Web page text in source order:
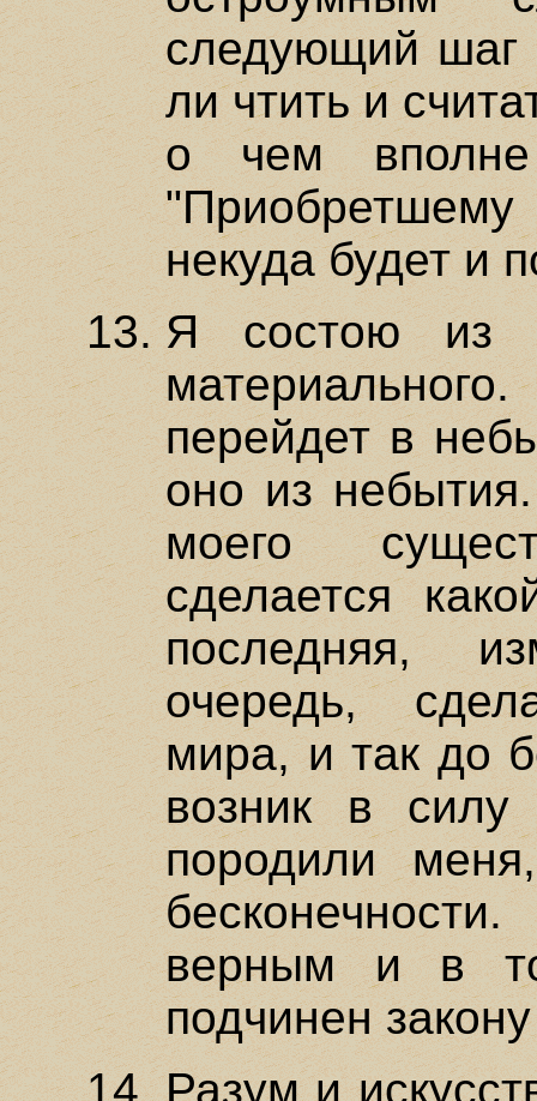
следующий шаг
ли чтить и
о чем вполне
некуда будет и
Я состою из
перейдет в
оно из
моего
сделается
последняя,
очередь,
мира, и так до
возник в
породили
верным и в
подчинен
Разум и